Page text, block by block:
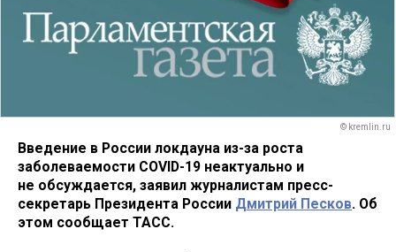
© kremlin.ru
Введение в России локдауна из-за роста
заболеваемости COVID-19 неактуально и
не обсуждается, заявил журналистам пресс-
секретарь Президента России Дмитрий Песков. Об
этом сообщает ТАСС.